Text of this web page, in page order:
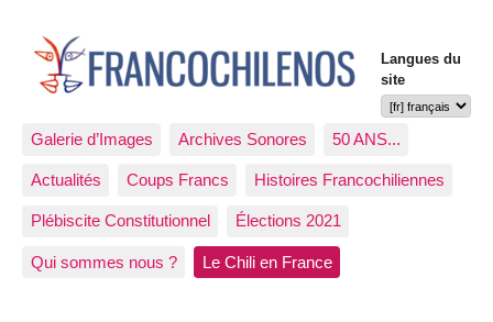
Langues du
site
Galerie d’Images Archives Sonores 50 ANS...
Actualités Coups Francs Histoires Francochiliennes
Plébiscite Constitutionnel Élections 2021
Qui sommes nous ? Le Chili en France